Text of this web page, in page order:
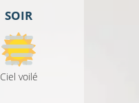
SOIR
Ciel voilé